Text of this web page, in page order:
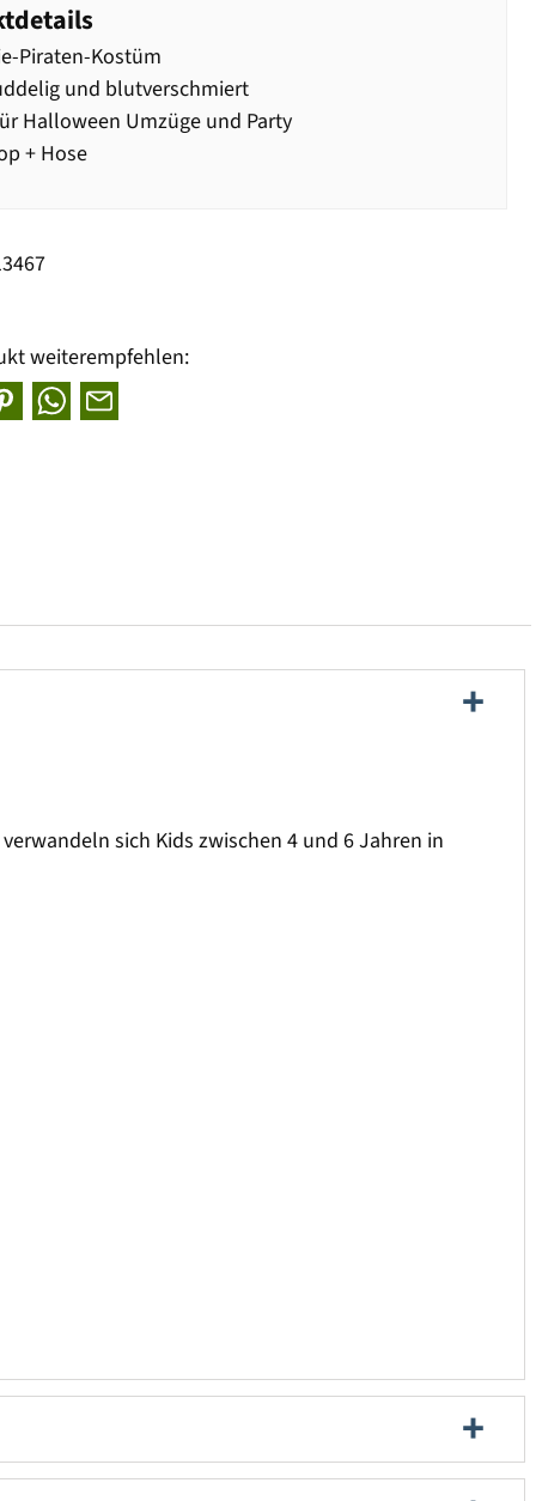
Piraten-Kostüm
und blutverschmiert
Halloween Umzüge und Party
+ Hose
weiterempfehlen:
sich Kids zwischen 4 und 6 Jahren in